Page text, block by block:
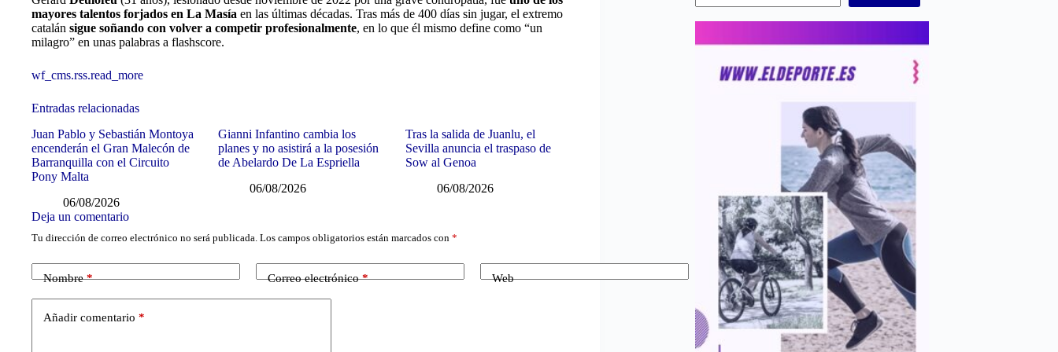
mayores talentos forjados en La Masía en las últimas décadas. Tras más de 400 días sin jugar, el extremo
catalán sigue soñando con volver a competir profesionalmente, en lo que él mismo define como “un
milagro” en unas palabras a flashscore.
wf_cms.rss.read_more
Entradas relacionadas
Juan Pablo y Sebastián Montoya
encenderán el Gran Malecón de
Barranquilla con el Circuito
Pony Malta
06/08/2026
Gianni Infantino cambia los
planes y no asistirá a la posesión
de Abelardo De La Espriella
06/08/2026
Tras la salida de Juanlu, el
Sevilla anuncia el traspaso de
Sow al Genoa
06/08/2026
Deja un comentario
Tu dirección de correo electrónico no será publicada. Los campos obligatorios están marcados con *
Nombre* Correo electrónico* Web
Añadir comentario *